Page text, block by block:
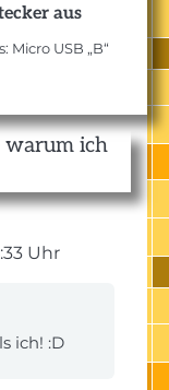
aus
USB „B“
warum ich
Uhr
ich! :D